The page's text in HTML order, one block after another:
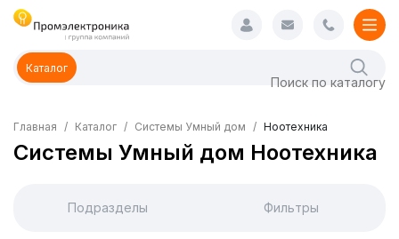
Каталог
Главная Каталог Системы Умный дом Ноотехника
Системы Умный дом Ноотехника
Подразделы Фильтры